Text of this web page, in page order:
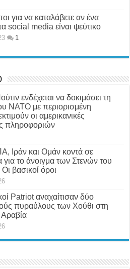
για να καταλάβετε αν ένα
social media είναι ψεύτικο
1
ενδέχεται να δοκιμάσει τη
ΝΑΤΟ με περιορισμένη
οι αμερικανικές
πληροφοριών
Ιράν και Ομάν κοντά σε
το άνοιγμα των Στενών του
βασικοί όροι
Patriot αναχαίτισαν δύο
πυραύλους των Χούθι στη